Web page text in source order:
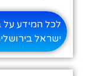
לכל המידע על
ישראל